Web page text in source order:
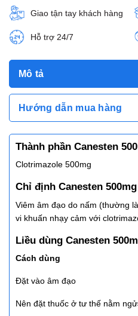
Giao tận tay khách hàng
Hỗ trợ 24/7
Mô tả
Hướng dẫn mua hàng
Thành phần Canesten
Clotrimazole 500mg
Chỉ định Canesten 500mg
Viêm âm đạo do nấm (thường
vi khuấn nhạy cảm với
Liều dùng Canesten
Cách dùng
Đặt vào âm đạo
Nên đặt thuốc ở tư thế nằm